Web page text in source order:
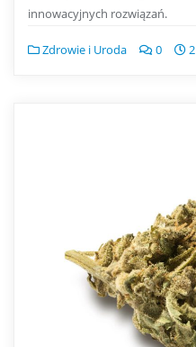
innowacyjnych rozwiązań.
Zdrowie i Uroda 0